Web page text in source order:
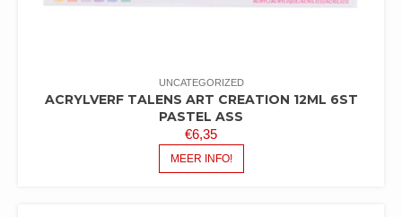
UNCATEGORIZED
ACRYLVERF TALENS ART CREATION 12ML 6ST
PASTEL ASS
€6,35
MEER INFO!